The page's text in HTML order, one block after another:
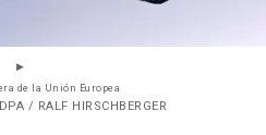
de la Unión Europea
/ RALF HIRSCHBERGER